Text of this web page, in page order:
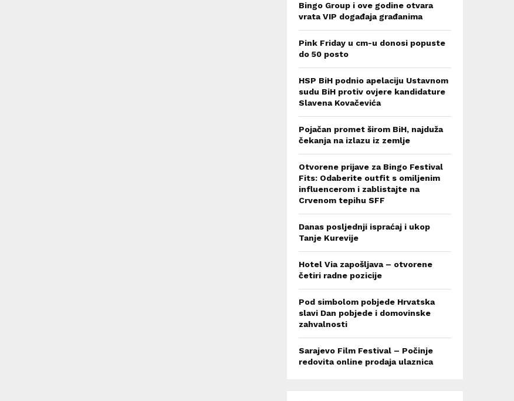
Bingo Group i ove godine otvara
vrata VIP događaja građanima
Pink Friday u cm-u donosi popuste
do 50 posto
HSP BiH podnio apelaciju Ustavnom
sudu BiH protiv ovjere kandidature
Slavena Kovačevića
Pojačan promet širom BiH, najduža
čekanja na izlazu iz zemlje
Otvorene prijave za Bingo Festival
Fits: Odaberite outfit s omiljenim
influencerom i zablistajte na
Crvenom tepihu SFF
Danas posljednji ispraćaj i ukop
Tanje Kurevije
Hotel Via zapošljava – otvorene
četiri radne pozicije
Pod simbolom pobjede Hrvatska
slavi Dan pobjede i domovinske
zahvalnosti
Sarajevo Film Festival – Počinje
redovita online prodaja ulaznica